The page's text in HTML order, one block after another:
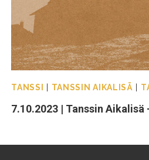
TANSSI TANSSIN AIKALISÄ
7.10.2023 | Tanssin